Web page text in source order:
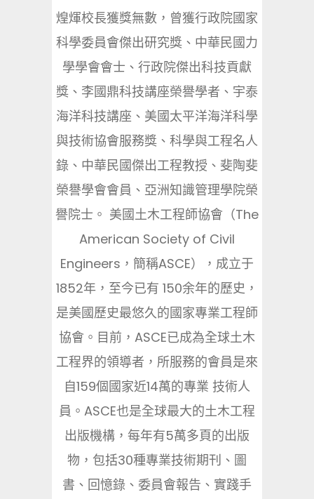
煌煇校長獲獎無數，曾獲行政院國家
科學委員會傑出研究獎、中華民國力
學學會會士、行政院傑出科技貢獻
獎、李國鼎科技講座榮譽學者、宇泰
海洋科技講座、美國太平洋海洋科學
與技術協會服務獎、科學與工程名人
錄、中華民國傑出工程教授、斐陶斐
榮譽學會會員、亞洲知識管理學院榮
譽院士。 美國土木工程師協會（The
American Society of Civil
Engineers，簡稱ASCE），成立于
1852年，至今已有 150余年的歷史，
是美國歷史最悠久的國家專業工程師
協會。目前，ASCE已成為全球土木
工程界的領導者，所服務的會員是來
自159個國家近14萬的專業 技術人
員。ASCE也是全球最大的土木工程
出版機構，每年有5萬多頁的出版
物，包括30種專業技術期刊、圖
書、回憶錄、委員會報告、實踐手